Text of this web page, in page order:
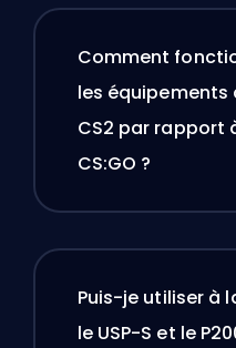
Comment
les équipements
CS2 par rapport
CS:GO ?
Puis-je utiliser à
le USP-S et le